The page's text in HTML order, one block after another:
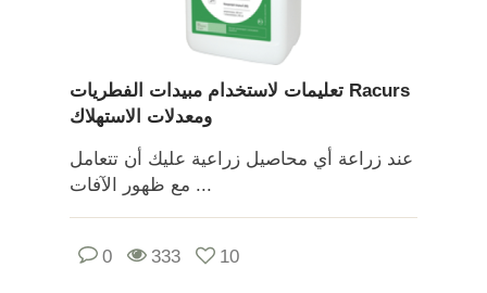
تعليمات لاستخدام مبيدات الفطريات Racurs
ومعدلات الاستهلاك
عند زراعة أي محاصيل زراعية عليك أن تتعامل
مع ظهور الآفات ...
0 333 10